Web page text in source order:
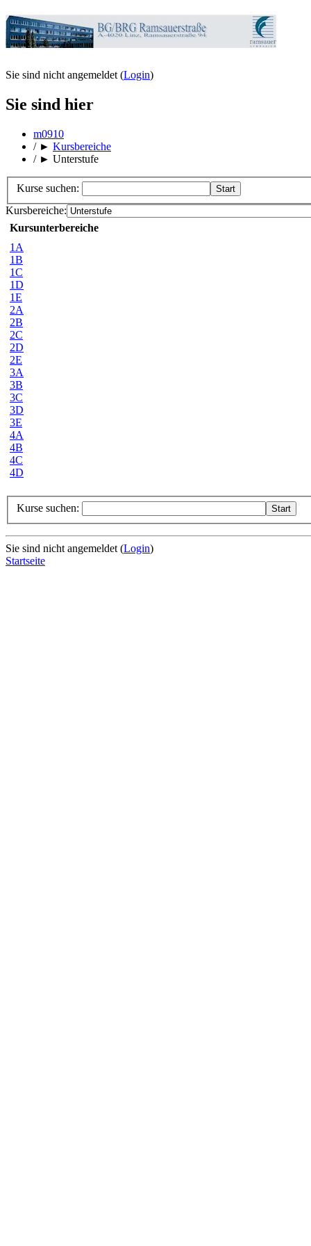
Sie sind nicht angemeldet (Login)
Sie sind hier
m0910
/ ► Kursbereiche
/ ► Unterstufe
Kurse suchen:
Kursbereiche:
Kursunterbereiche
1A
1B
1C
1D
1E
2A
2B
2C
2D
2E
3A
3B
3C
3D
3E
4A
4B
4C
4D
Kurse suchen:
Sie sind nicht angemeldet (Login)
Startseite